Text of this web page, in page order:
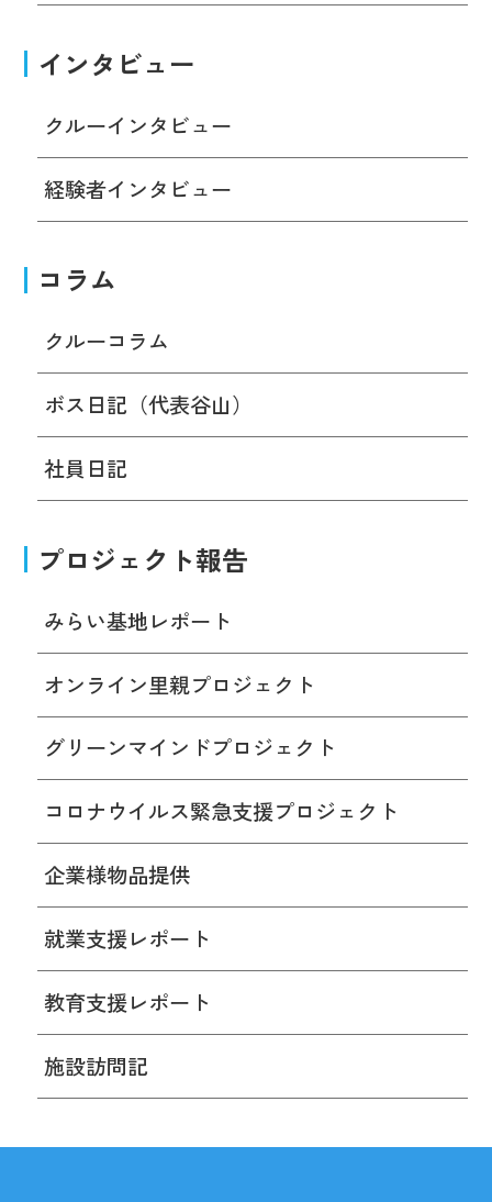
インタビュー
クルーインタビュー
経験者インタビュー
コラム
クルーコラム
ボス日記（代表谷山）
社員日記
プロジェクト報告
みらい基地レポート
オンライン里親プロジェクト
グリーンマインドプロジェクト
コロナウイルス緊急支援プロジェクト
企業様物品提供
就業支援レポート
教育支援レポート
施設訪問記